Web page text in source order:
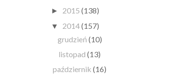
► 2015 (138)
▼ 2014(157)
grudzień (10)
listopad(13)
październik(16)